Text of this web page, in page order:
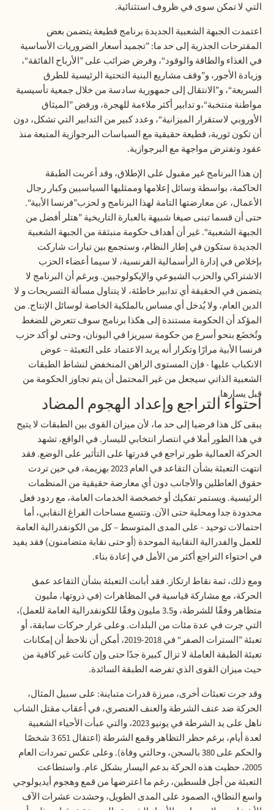
التي لا تمكن سوى في ظروف استثنائية.
اعتمدت الجبهة الشعبية الجديدة برنامج قطيعة يتضمن بعض
المقترحات الجذرية إلى حد ما: ”تجميد أسعار الضروريات الأساسية
في الغذاء والطاقة والوقود“، وفرض ضرائب على ”الأرباح الفائقة“،
وزيادة الأجور، و”وقف مشاريع البنية التحتية الرئيسية للطرق
السريعة“، و”الانتقال إلى جمهورية سادسة من خلال جمعية تأسيسية
مواطنة منتخبة“،و تدابير أكثر ملاءمة للهجرة، ورفض ”الميثاق
الأوروبي لاستقرار الميزانية“، وعدد كبير من التدابير التي تشكل، دون
أن تكون ثورية، قطيعة حقيقية مع السياسات البرجوازية المتبعة منذ
عقود وتفترض مواجهة مع البرجوازية.
إن هذا البرنامج غير مقبول على الإطلاق، وقد أعربت الطبقة
الحاكمة، بواسطة وسائل إعلامها وممثليها السياسيين وكبار رجال
الأعمال، عن معارضتها التامة لهذا البرنامج و لحزب”فرنسا الأبية“.
حتى أن قسما تبنى صيغا شبيهة بالعبارة التاريخية ”هتلر أفضل من
الجبهة الشعبية“. غير أن أهداف حكومة منبثقة من الجبهة الشعبية
الجديدة ستكون في إطار النظام، وستجمع بين تيارات شاركت
بإخلاص في إدارة الرأسمالية الفرنسية، لا سيما أعضاء الحزب
الاشتراكي والحزب الشيوعي والإيكولوجيين. وبرغم أن البرنامج لا
يتضمن في الحقيقة أي تدابير خاطئة، لا يتناول مسألة التسريحات و لا
الدين العام، ولا يُدخل أي مساس بالملكية الخاصة لوسائل الإنتاج. من
المؤكد أن الحكومة مستندة إلى هكذا برنامج سوف تتعرض للضغط
وتُخضَع بنحو أسرع من حكومة سيريزا في اليونان، وحتى لو أكد حزب
فرنسا الأبية مرارًا وتكرار أنه يريد الاعتماد على التعبئة – عوض
الانكباب عليها - فإن المستوى الراهن المنخفض لنشاط الطبقات
الشعبية الذاتي سيجعل من غير المحتمل أن يتم تجاوز الحكومة من
قبل يسارها.
احتواء التراجع وإعداد الهجوم المضاد
يبقى كل هذا فرضياإلى حد ما، لأن ميزان القوى بين الطبقات لا يتيح
في هذا الطور أملا في انتصار انتخابي لليسار. في الواقع، تشهد
الحركة العمالية طور تراجع في قدرتها على التأثير على الوضع. فقد
انتهت التعبئة بشأن التقاعد في العام 2023 بهزيمة، في حين تردت
حقوق العاطلين والأجانب دون أي معارضة حقيقية من المنظمات
الرئيسية. ويستمر تفكيك أو خصخصة الخدمات العامة، مع ردود فعل
محدودة جدا ومحلية حتى الآن. وتتسع مساحات الفراغ النقابي، أما
احتمالات توحيد - على المدى المتوسط – كل من الكونفدرالية العامة
للعمل والفدرالية النقابية الموحدة (أو حتى نقابة متضامنون) فقد يفيد
في احتواء التراجع أكثر من الأمل في إعادة بناء.
ومع ذلك، ثمة نقاط ارتكاز. فقد أبانت التعبئة بشأن التقاعد عمق
الحركة، مع مشاركة قياسية في المظاهرات (في ذروتها، مليون
متظاهر وفقًا للشرطة، و3.5 مليون وفقًا للكونفدرالية العامة
للعمل)،
التي جرت في عدة مئات من البلدات. وعلى غرار حركات سابقة، أو
تعبئة ”السترات الصفر“ في 2018-2019، أمكن أن نلاحظ أن إمكانات
تعبئة الطبقة العاملة لا تزال كبيرة جدًا حتى وإن كانت غير كافية من
حيث ميزان القوى الذي تفرضه الطبقة السائدة.
وقد جرت تعبئات أخرى، مبرزة قدرات متباينة: على سبيل المثال،
الحركة ضد عنف الشرطة والعنف العنصري، في أعقاب مقتل الشاب
ناهل على يد الشرطة في يونيو 2023، والتي عبأت الأحياء الشعبية
لعدة أيام، برغم حظر التظاهر وقمع الشرطة (اعتقال 651 3 شخصًا
والحكم على 380 بالسجن، وحالتي وفاة). وعلى عكس تمردات العام
2005، حظيت هذه الحركة بدعم اليسار بشكل عام. واستطاعت
التعبئة من أجل فلسطين، رغم ما اعترضها من قمع وهجوم أيديولوجي
واسع النطاق، الصمود على المدى الطويل، وحشدت عشرات الآف